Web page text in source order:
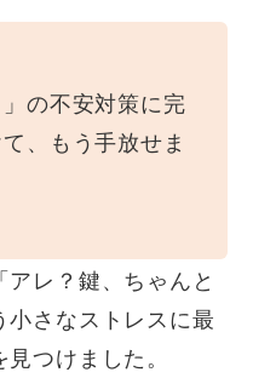
」の不安対策に完
、もう手放せま
レ？鍵、ちゃんと
さなストレスに最
つけました。